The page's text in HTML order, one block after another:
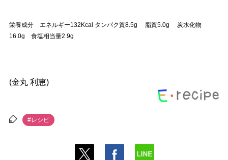
栄養成分 エネルギー132Kcal タンパク質8.5g 脂質5.0g 炭水化物
16.0g 食塩相当量2.9g
(金丸 利恵)
#レシピ